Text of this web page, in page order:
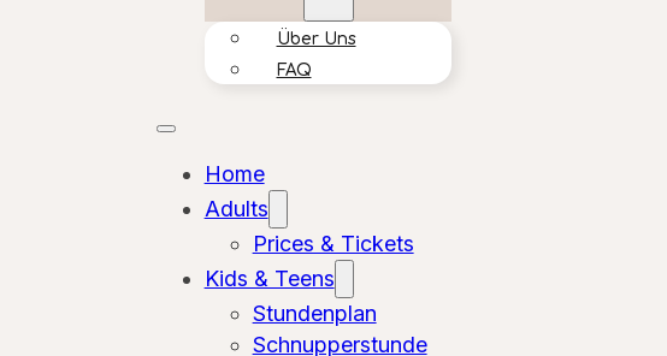
Über Uns
FAQ
Home
Adults
Prices & Tickets
Kids & Teens
Stundenplan
Schnupperstunde